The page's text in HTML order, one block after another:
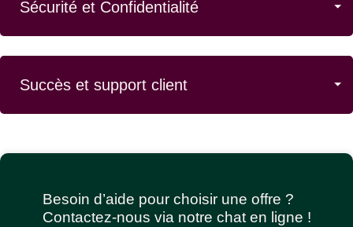
Sécurité et Confidentialité
Succès et support client
Besoin d’aide pour choisir une offre ?
Contactez-nous via notre chat en ligne !